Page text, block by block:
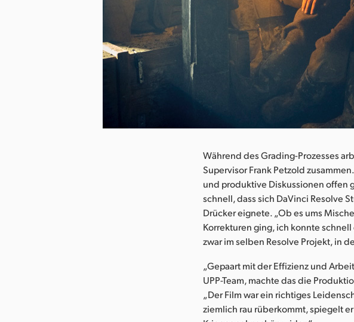
Während des Grading-Prozesses
Supervisor Frank Petzold
und produktive Diskussionen offen
schnell, dass sich DaVinci Resolve
Drücker eignete. „Ob es ums
Korrekturen ging, ich konnte
zwar im selben Resolve Projekt, in
„Gepaart mit der Effizienz und
UPP-Team, machte das die
„Der Film war ein richtiges
ziemlich rau rüberkommt, spiegelt